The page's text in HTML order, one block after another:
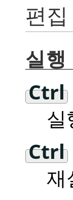
편집
실
Ctrl
실
Ctrl
재